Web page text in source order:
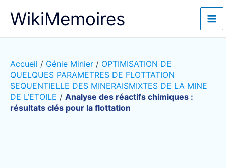
WikiMemoires
Accueil / Génie Minier / OPTIMISATION DE
QUELQUES PARAMETRES DE FLOTTATION
SEQUENTIELLE DES MINERAISMIXTES DE LA MINE
DE L’ETOILE / Analyse des réactifs chimiques :
résultats clés pour la flottation